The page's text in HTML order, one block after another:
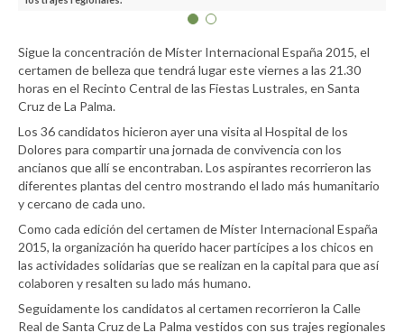
Sigue la concentración de Míster Internacional España 2015, el
certamen de belleza que tendrá lugar este viernes a las 21.30
horas en el Recinto Central de las Fiestas Lustrales, en Santa
Cruz de La Palma.
Los 36 candidatos hicieron ayer una visita al Hospital de los
Dolores para compartir una jornada de convivencia con los
ancianos que allí se encontraban. Los aspirantes recorrieron las
diferentes plantas del centro mostrando el lado más humanitario
y cercano de cada uno.
Como cada edición del certamen de Míster Internacional España
2015, la organización ha querido hacer partícipes a los chicos en
las actividades solidarias que se realizan en la capital para que así
colaboren y resalten su lado más humano.
Seguidamente los candidatos al certamen recorrieron la Calle
Real de Santa Cruz de La Palma vestidos con sus trajes regionales